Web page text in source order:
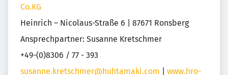
Co.KG
Heinrich – Nicolaus-Straße 6 | 87671 Ronsberg
Ansprechpartner: Susanne Kretschmer
+49-(0)8306 / 77 - 393
susanne.kretschmer@huhtamaki.com
www.hro-